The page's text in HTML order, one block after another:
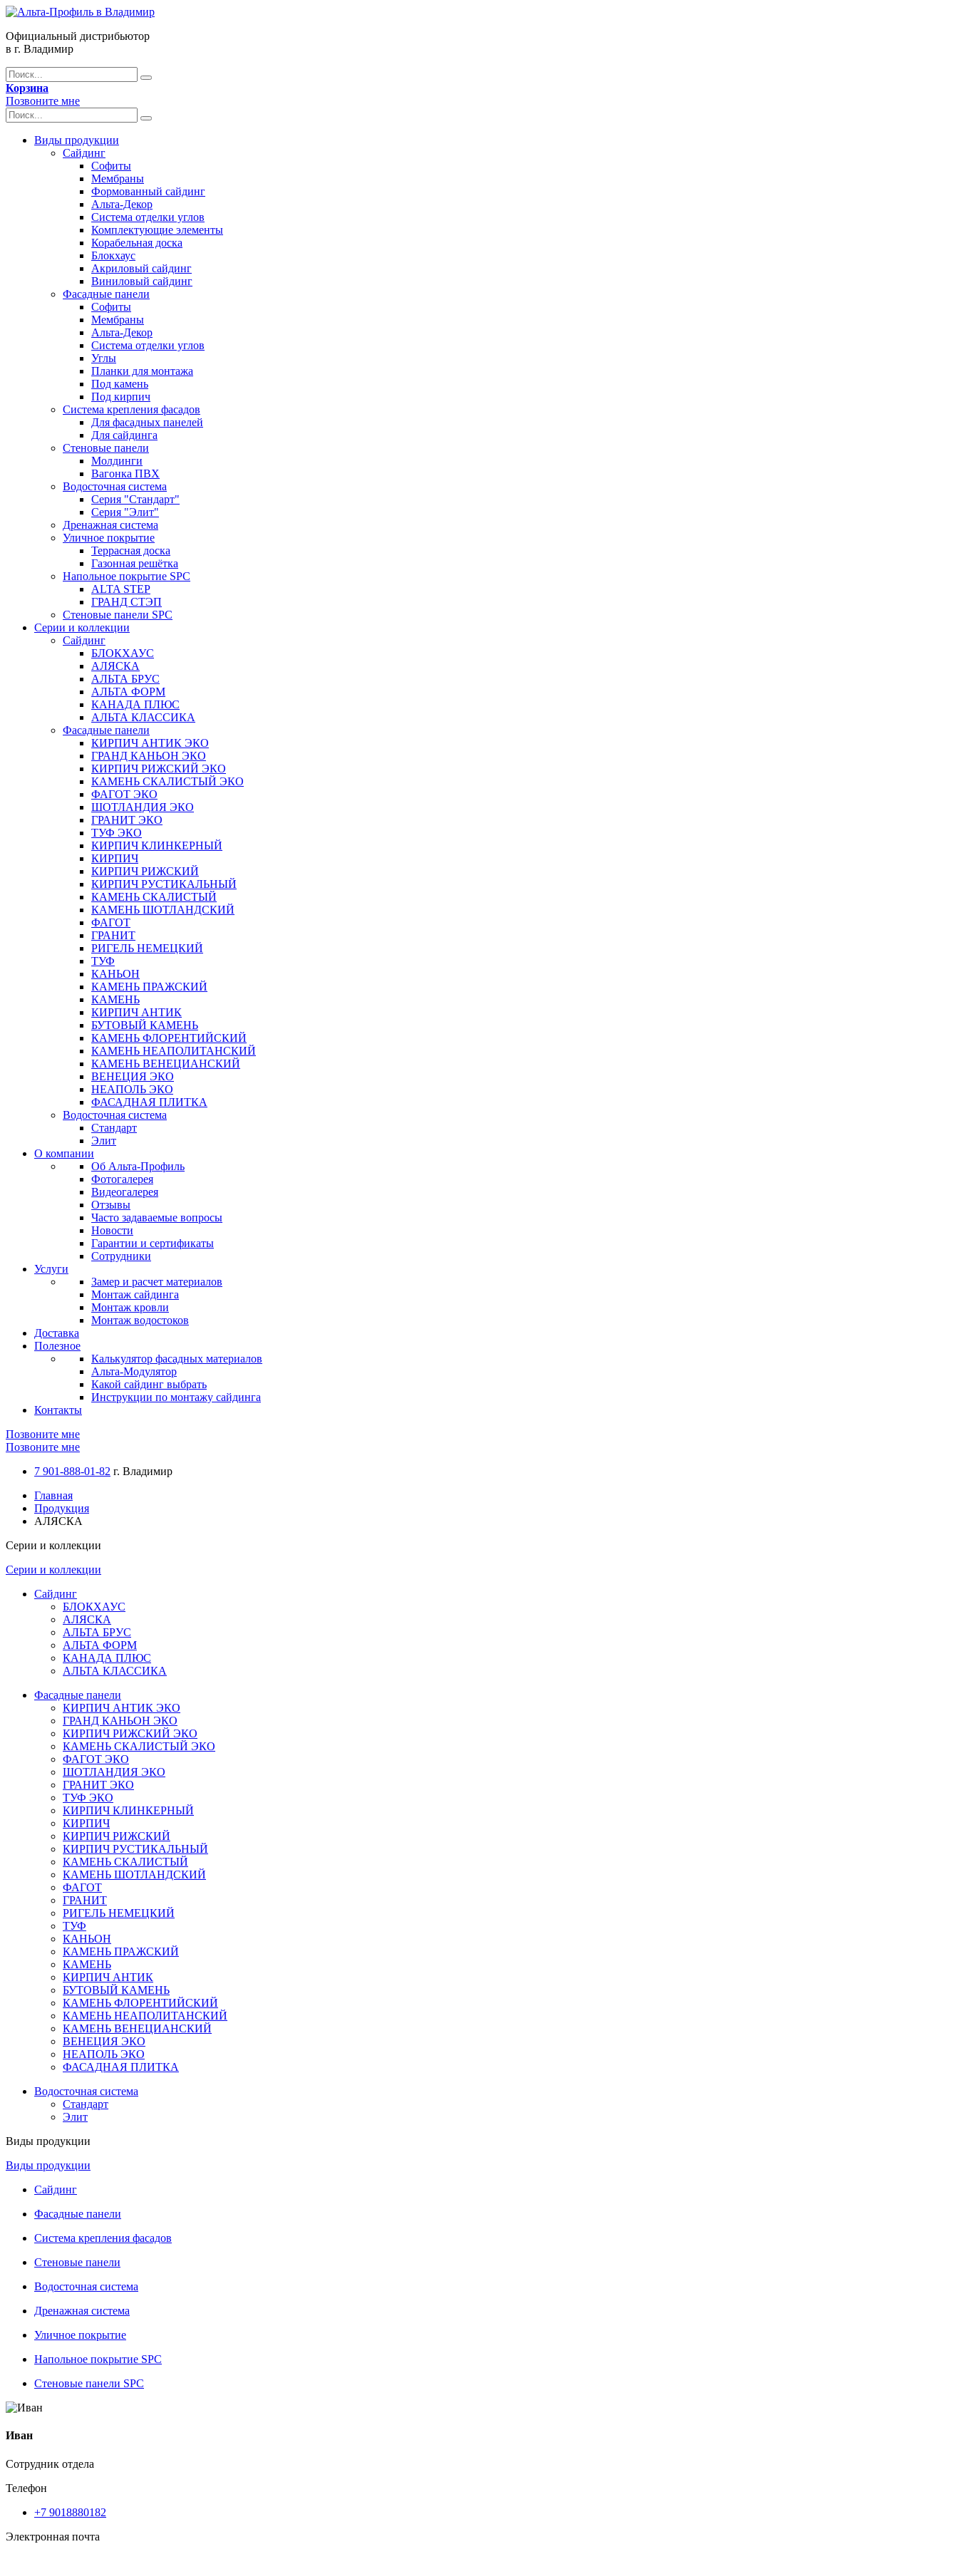
Официальный дистрибьютор
в г. Владимир
Корзина
Позвоните мне
Виды продукции
Сайдинг
Софиты
Мембраны
Формованный сайдинг
Альта-Декор
Система отделки углов
Комплектующие элементы
Корабельная доска
Блокхаус
Акриловый сайдинг
Виниловый сайдинг
Фасадные панели
Софиты
Мембраны
Альта-Декор
Система отделки углов
Углы
Планки для монтажа
Под камень
Под кирпич
Система крепления фасадов
Для фасадных панелей
Для сайдинга
Стеновые панели
Молдинги
Вагонка ПВХ
Водосточная система
Серия "Стандарт"
Серия "Элит"
Дренажная система
Уличное покрытие
Террасная доска
Газонная решётка
Напольное покрытие SPC
ALTA STEP
ГРАНД СТЭП
Стеновые панели SPC
Серии и коллекции
Сайдинг
БЛОКХАУС
АЛЯСКА
АЛЬТА БРУС
АЛЬТА ФОРМ
КАНАДА ПЛЮС
АЛЬТА КЛАССИКА
Фасадные панели
КИРПИЧ АНТИК ЭКО
ГРАНД КАНЬОН ЭКО
КИРПИЧ РИЖСКИЙ ЭКО
КАМЕНЬ СКАЛИСТЫЙ ЭКО
ФАГОТ ЭКО
ШОТЛАНДИЯ ЭКО
ГРАНИТ ЭКО
ТУФ ЭКО
КИРПИЧ КЛИНКЕРНЫЙ
КИРПИЧ
КИРПИЧ РИЖСКИЙ
КИРПИЧ РУСТИКАЛЬНЫЙ
КАМЕНЬ СКАЛИСТЫЙ
КАМЕНЬ ШОТЛАНДСКИЙ
ФАГОТ
ГРАНИТ
РИГЕЛЬ НЕМЕЦКИЙ
ТУФ
КАНЬОН
КАМЕНЬ ПРАЖСКИЙ
КАМЕНЬ
КИРПИЧ АНТИК
БУТОВЫЙ КАМЕНЬ
КАМЕНЬ ФЛОРЕНТИЙСКИЙ
КАМЕНЬ НЕАПОЛИТАНСКИЙ
КАМЕНЬ ВЕНЕЦИАНСКИЙ
ВЕНЕЦИЯ ЭКО
НЕАПОЛЬ ЭКО
ФАСАДНАЯ ПЛИТКА
Водосточная система
Стандарт
Элит
О компании
Об Альта-Профиль
Фотогалерея
Видеогалерея
Отзывы
Часто задаваемые вопросы
Новости
Гарантии и сертификаты
Сотрудники
Услуги
Замер и расчет материалов
Монтаж сайдинга
Монтаж кровли
Монтаж водостоков
Доставка
Полезное
Калькулятор фасадных материалов
Альта-Модулятор
Какой сайдинг выбрать
Инструкции по монтажу сайдинга
Контакты
Позвоните мне
Позвоните мне
7 901-888-01-82 г. Владимир
Главная
Продукция
АЛЯСКА
Серии и коллекции
Серии и коллекции
Сайдинг
БЛОКХАУС
АЛЯСКА
АЛЬТА БРУС
АЛЬТА ФОРМ
КАНАДА ПЛЮС
АЛЬТА КЛАССИКА
Фасадные панели
КИРПИЧ АНТИК ЭКО
ГРАНД КАНЬОН ЭКО
КИРПИЧ РИЖСКИЙ ЭКО
КАМЕНЬ СКАЛИСТЫЙ ЭКО
ФАГОТ ЭКО
ШОТЛАНДИЯ ЭКО
ГРАНИТ ЭКО
ТУФ ЭКО
КИРПИЧ КЛИНКЕРНЫЙ
КИРПИЧ
КИРПИЧ РИЖСКИЙ
КИРПИЧ РУСТИКАЛЬНЫЙ
КАМЕНЬ СКАЛИСТЫЙ
КАМЕНЬ ШОТЛАНДСКИЙ
ФАГОТ
ГРАНИТ
РИГЕЛЬ НЕМЕЦКИЙ
ТУФ
КАНЬОН
КАМЕНЬ ПРАЖСКИЙ
КАМЕНЬ
КИРПИЧ АНТИК
БУТОВЫЙ КАМЕНЬ
КАМЕНЬ ФЛОРЕНТИЙСКИЙ
КАМЕНЬ НЕАПОЛИТАНСКИЙ
КАМЕНЬ ВЕНЕЦИАНСКИЙ
ВЕНЕЦИЯ ЭКО
НЕАПОЛЬ ЭКО
ФАСАДНАЯ ПЛИТКА
Водосточная система
Стандарт
Элит
Виды продукции
Виды продукции
Сайдинг
Фасадные панели
Система крепления фасадов
Стеновые панели
Водосточная система
Дренажная система
Уличное покрытие
Напольное покрытие SPC
Стеновые панели SPC
Иван
Сотрудник отдела
Телефон
+7 9018880182
Электронная почта